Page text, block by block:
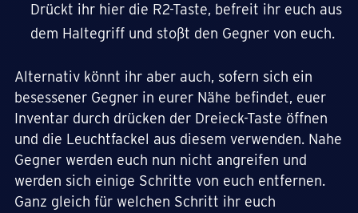
Drückt ihr hier die R2-Taste, befreit ihr euch aus
dem Haltegriff und stoßt den Gegner von euch.
Alternativ könnt ihr aber auch, sofern sich ein
besessener Gegner in eurer Nähe befindet, euer
Inventar durch drücken der Dreieck-Taste öffnen
und die Leuchtfackel aus diesem verwenden. Nahe
Gegner werden euch nun nicht angreifen und
werden sich einige Schritte von euch entfernen.
Ganz gleich für welchen Schritt ihr euch